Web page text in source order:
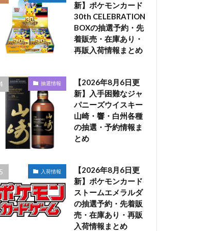
新】ポケモンカード
30th CELEBRATION
BOXの抽選予約・先
着販売・在庫あり・
再販入荷情報まとめ
抽選情報
【2026年8月6日更
新】入手困難なジャ
パニーズウイスキー
山崎・響・白州各種
の抽選・予約情報ま
とめ
入荷情報
【2026年8月6日更
新】ポケモンカード
ストームエメラルダ
の抽選予約・先着販
売・在庫あり・再販
入荷情報まとめ